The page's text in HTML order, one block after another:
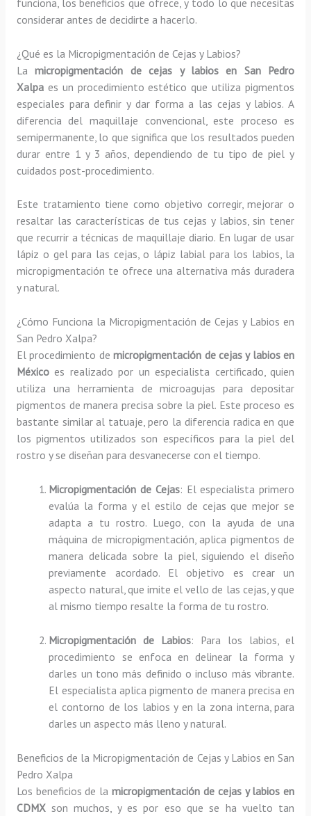
considerar antes de decidirte a hacerlo.
¿Qué es la Micropigmentación de Cejas y Labios?
Lamicropigmentación de cejas y labios en San Pedro
Xalpaes un procedimiento estético que utiliza pigmentos
especiales para definir y dar forma a las cejas y labios. A
diferencia del maquillaje convencional, este proceso es
semipermanente, lo que significa que los resultados pueden
durar entre 1 y 3 años, dependiendo de tu tipo de piel y
cuidados post-procedimiento.
Este tratamiento tiene como objetivo corregir, mejorar o
resaltar las características de tus cejas y labios, sin tener
que recurrir a técnicas de maquillaje diario. En lugar de usar
lápiz o gel para las cejas, o lápiz labial para los labios, la
micropigmentación te ofrece una alternativa más duradera
y natural.
¿Cómo Funciona la Micropigmentación de Cejas y Labios en
San Pedro Xalpa?
El procedimiento demicropigmentación de cejas y labios en
Méxicoes realizado por un especialista certificado, quien
utiliza una herramienta de microagujas para depositar
pigmentos de manera precisa sobre la piel. Este proceso es
bastante similar al tatuaje, pero la diferencia radica en que
los pigmentos utilizados son específicos para la piel del
rostro y se diseñan para desvanecerse con el tiempo.
Micropigmentación de Cejas: El especialista primero
evalúa la forma y el estilo de cejas que mejor se
adapta a tu rostro. Luego, con la ayuda de una
máquina de micropigmentación, aplica pigmentos de
manera delicada sobre la piel, siguiendo el diseño
previamente acordado. El objetivo es crear un
aspecto natural, que imite el vello de las cejas, y que
al mismo tiempo resalte la forma de tu rostro.
Micropigmentación de Labios: Para los labios, el
procedimiento se enfoca en delinear la forma y
darles un tono más definido o incluso más vibrante.
El especialista aplica pigmento de manera precisa en
el contorno de los labios y en la zona interna, para
darles un aspecto más lleno y natural.
Beneficios de la Micropigmentación de Cejas y Labios en San
Pedro Xalpa
Los beneficios de lamicropigmentación de cejas y labios en
CDMXson muchos, y es por eso que se ha vuelto tan